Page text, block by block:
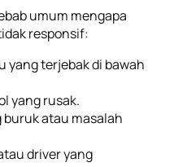
umum mengapa
responsif:
yang terjebak di bawah
yang rusak.
atau masalah
driver yang